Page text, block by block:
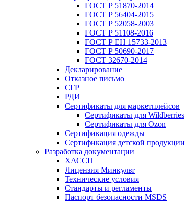
ГОСТ Р 51870-2014
ГОСТ Р 56404-2015
ГОСТ Р 52058-2003
ГОСТ Р 51108-2016
ГОСТ Р ЕН 15733-2013
ГОСТ Р 50690-2017
ГОСТ 32670-2014
Декларирование
Отказное письмо
СГР
РДИ
Сертификаты для маркетплейсов
Сертификаты для Wildberries
Сертификаты для Ozon
Сертификация одежды
Сертификация детской продукции
Разработка документации
ХАССП
Лицензия Минкульт
Технические условия
Стандарты и регламенты
Паспорт безопасности MSDS